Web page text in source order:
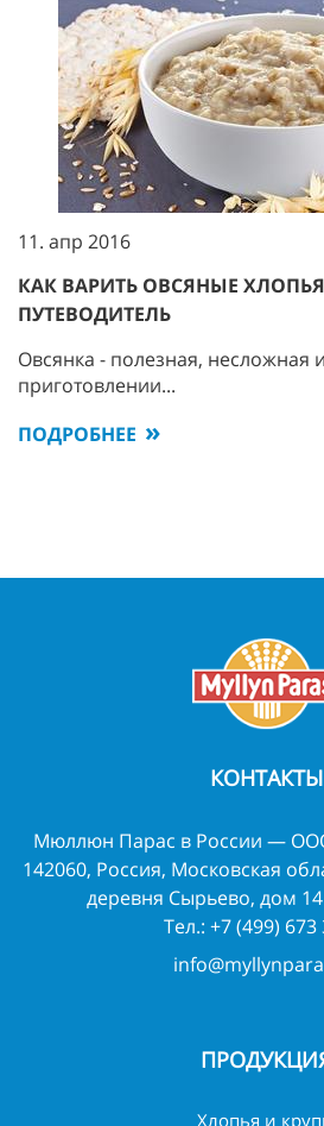
11. апр 2016
КАК ВАРИТЬ ОВСЯНЫЕ
ПУТЕВОДИТЕЛЬ
Овсянка - полезная, несложная
приготовлении...
ПОДРОБНЕЕ
КОНТАКТЫ
Мюллюн Парас в России —
142060, Россия, Московская
деревня Сырьево, дом
Тел.: +7 (499) 673
Хлопья и